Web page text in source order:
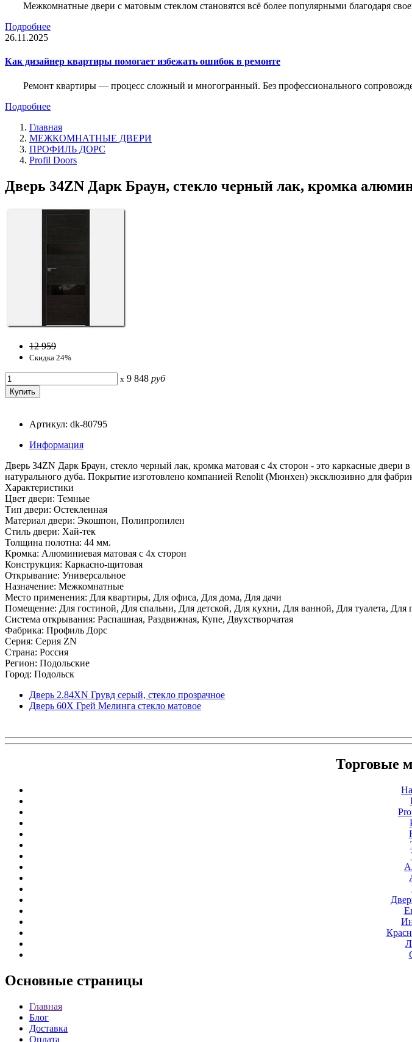
Межкомнатные двери с матовым стеклом становятся всё более популярными благодаря
Подробнее
26.11.2025
Как дизайнер квартиры помогает избежать ошибок в ремонте
Ремонт квартиры — процесс сложный и многогранный. Без профессионального
Подробнее
Главная
МЕЖКОМНАТНЫЕ ДВЕРИ
ПРОФИЛЬ ДОРС
Profil Doors
Дверь 34ZN Дарк Браун, стекло черный лак, кромка
12 959
Скидка 24%
x 9 848 руб
Артикул: dk-80795
Информация
Дверь 34ZN Дарк Браун, стекло черный лак, кромка матовая с 4х сторон - это каркасные
натурального дуба. Покрытие изготовлено компанией Renolit (Мюнхен) эксклюзивно для
Характеристики
Цвет двери: Темные
Тип двери: Остекленная
Материал двери: Экошпон, Полипропилен
Стиль двери: Хай-тек
Толщина полотна: 44 мм.
Кромка: Алюминиевая матовая с 4х сторон
Конструкция: Каркасно-щитовая
Открывание: Универсальное
Назначение: Межкомнатные
Место применения: Для квартиры, Для офиса, Для дома, Для дачи
Помещение: Для гостиной, Для спальни, Для детской, Для кухни, Для ванной, Для туалета, Для
Система открывания: Распашная, Раздвижная, Купе, Двухстворчатая
Фабрика: Профиль Дорс
Серия: Серия ZN
Страна: Россия
Регион: Подольские
Город: Подольск
Дверь 2.84ХN Грувд серый, стекло прозрачное
Дверь 60X Грей Мелинга стекло матовое
Торговые
Основные страницы
Главная
Блог
Доставка
Оплата